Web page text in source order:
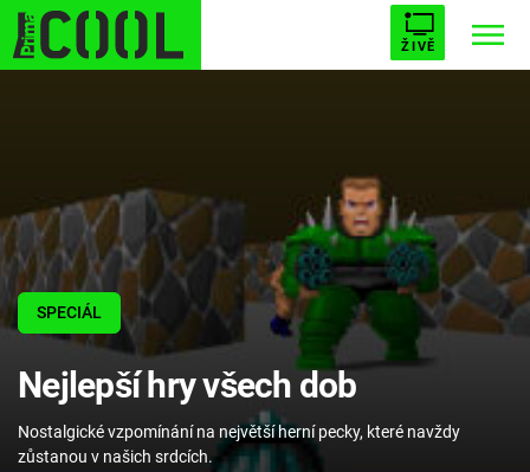
ŽIVĚ
Témata
Filmy
Seriály
SPECIÁL
Nejlepší hry všech dob
Nostalgické vzpomínání na největší herní pecky, které navždy
zůstanou v našich srdcích.